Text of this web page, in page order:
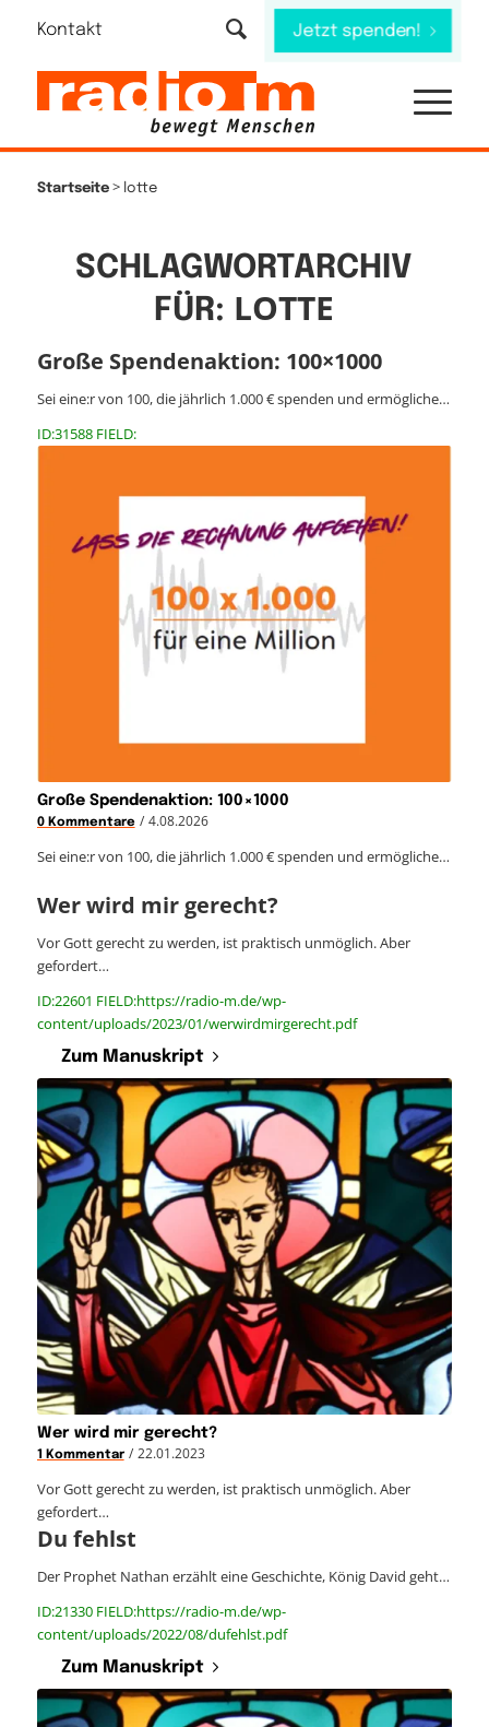
Kontakt Jetzt spenden!
Startseite> lotte
SCHLAGWORTARCHIV
FÜR: LOTTE
Große Spendenaktion: 100×1000
Sei eine:r von 100, die jährlich 1.000 € spenden und ermögliche…
ID:31588 FIELD:
Große Spendenaktion: 100×1000
0 Kommentare / 4.08.2026
Sei eine:r von 100, die jährlich 1.000 € spenden und ermögliche…
Wer wird mir gerecht?
Vor Gott gerecht zu werden, ist praktisch unmöglich. Aber
gefordert…
ID:22601 FIELD:https://radio-m.de/wp-
content/uploads/2023/01/werwirdmirgerecht.pdf
Zum Manuskript
Wer wird mir gerecht?
1 Kommentar / 22.01.2023
Vor Gott gerecht zu werden, ist praktisch unmöglich. Aber
gefordert…
Du fehlst
Der Prophet Nathan erzählt eine Geschichte, König David geht…
ID:21330 FIELD:https://radio-m.de/wp-
content/uploads/2022/08/dufehlst.pdf
Zum Manuskript